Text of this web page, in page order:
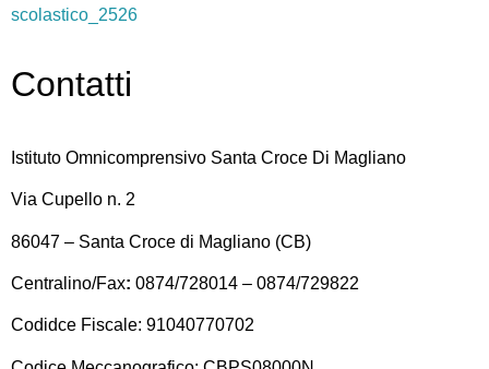
scolastico_2526
Contatti
Istituto Omnicomprensivo Santa Croce Di Magliano
Via Cupello n. 2
86047 – Santa Croce di Magliano (CB)
Centralino/Fax: 0874/728014 – 0874/729822
Codidce Fiscale: 91040770702